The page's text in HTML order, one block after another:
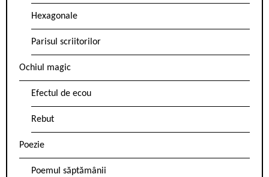
Hexagonale
Parisul scriitorilor
Ochiul magic
Efectul de ecou
Rebut
Poezie
Poemul săptămânii